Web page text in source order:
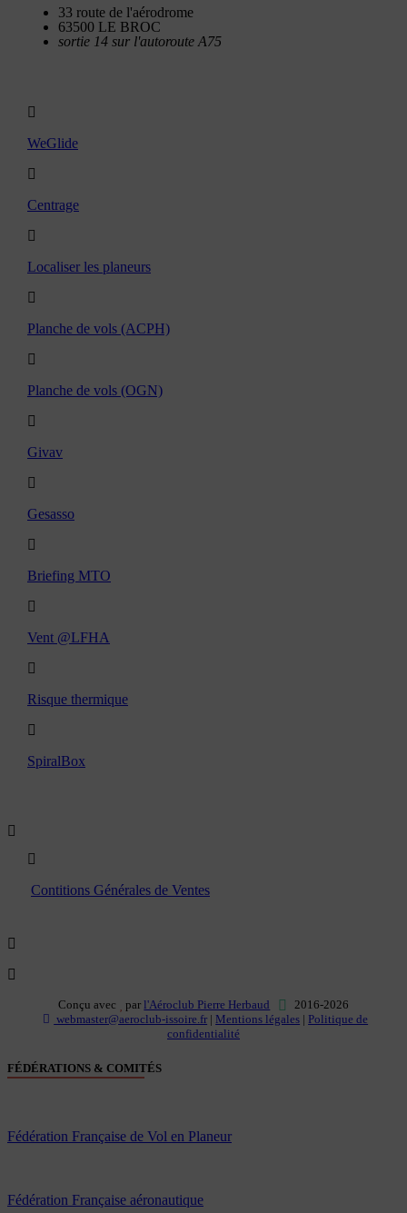
33 route de l'aérodrome
63500 LE BROC
sortie 14 sur l'autoroute A75
WeGlide
Centrage
Localiser les planeurs
Planche de vols (ACPH)
Planche de vols (OGN)
Givav
Gesasso
Briefing MTO
Vent @LFHA
Risque thermique
SpiralBox
Contitions Générales de Ventes
Conçu avec par l'Aéroclub Pierre Herbaud
2016-2026
webmaster@aeroclub-issoire.fr | Mentions légales | Politique de
confidentialité
FÉDÉRATIONS & COMITÉS
Fédération Française de Vol en Planeur
Fédération Française aéronautique